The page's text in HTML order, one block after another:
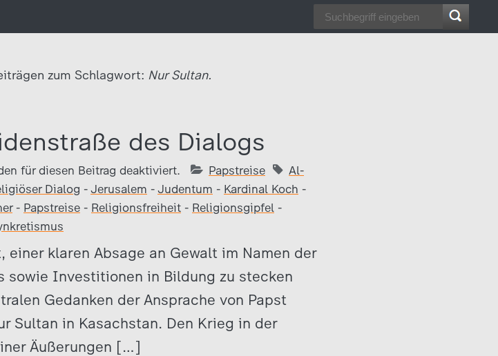
zum Schlagwort: Nur Sultan.
des Dialogs
für diesen Beitrag deaktiviert. Papstreise
Al-
Dialog - Jerusalem - Judentum - Kardinal Koch -
- Papstreise - Religionsfreiheit - Religionsgipfel -
klaren Absage an Gewalt im Namen der
sowie Investitionen in Bildung zu stecken
Gedanken der Ansprache von Papst
Sultan in Kasachstan. Den Krieg in der
Äußerungen […]